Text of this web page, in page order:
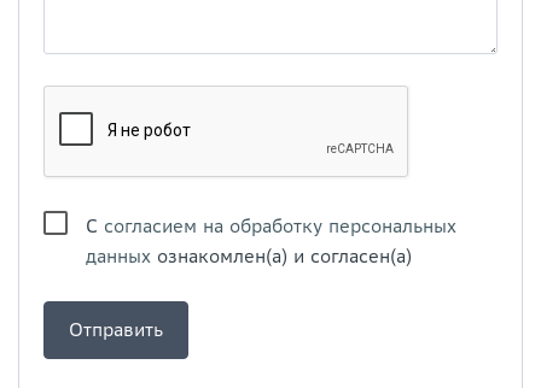
С согласием на обработку персональных
данных ознакомлен(а) и согласен(а)